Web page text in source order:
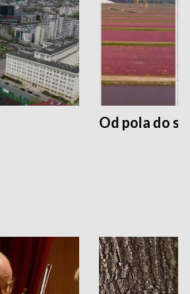
Od pola do